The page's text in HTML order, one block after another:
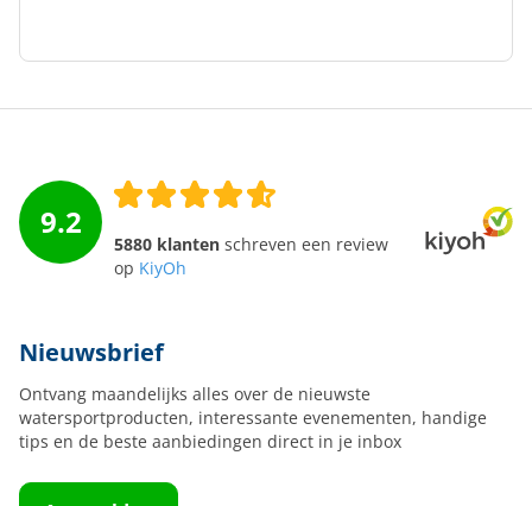
9.2
5880 klanten schreven een review
op KiyOh
Nieuwsbrief
Ontvang maandelijks alles over de nieuwste
watersportproducten, interessante evenementen, handige
tips en de beste aanbiedingen direct in je inbox